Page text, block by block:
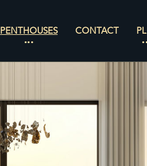
PENTHOUSES CONTACT